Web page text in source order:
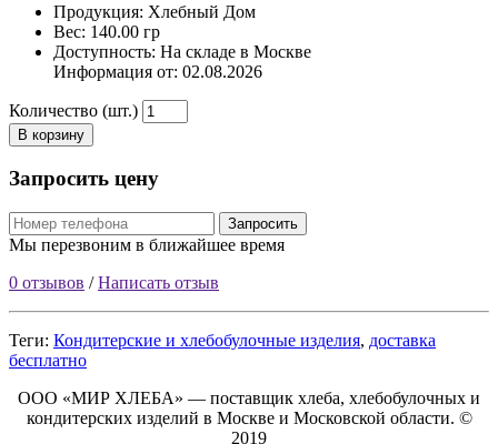
Продукция: Хлебный Дом
Вес: 140.00 гр
Доступность: На складе в Москве
Информация от: 02.08.2026
Количество (шт.)
В корзину
Запросить цену
Запросить
Мы перезвоним в ближайшее время
0 отзывов /Написать отзыв
Теги: Кондитерские и хлебобулочные изделия, доставка
бесплатно
ООО «МИР ХЛЕБА» — поставщик хлеба, хлебобулочных и
кондитерских изделий в Москве и Московской области. ©
2019